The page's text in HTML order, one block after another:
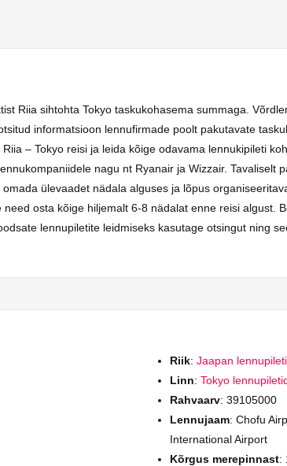
Riia sihtohta Tokyo taskukohasema summaga.
informatsioon lennufirmade poolt pakutavate
– Tokyo reisi ja leida kõige odavama lennukipileti
nagu nt Ryanair ja Wizzair. Tavaliselt
ülevaadet nädala alguses ja lõpus
osta kõige hiljemalt 6-8 nädalat enne reisi algust.
lennupiletite leidmiseks kasutage otsingut ning
Riik: Jaapan
Linn: Tokyo
Rahvaarv: 39105000
Lennujaam: Chofu
International Airport
Kõrgus merepinnast: